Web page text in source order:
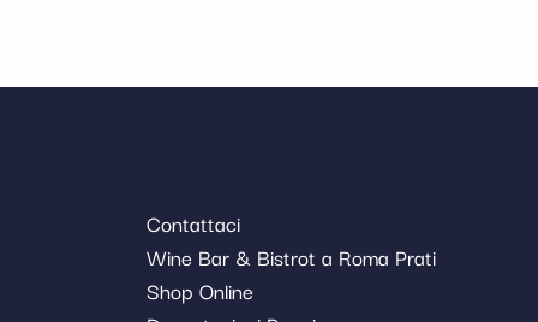
Contattaci
Wine Bar & Bistrot a Roma Prati
Shop Online